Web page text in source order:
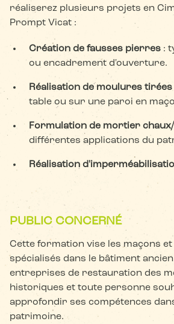
réaliserez plusieurs projets en
Prompt Vicat :
Création de fausses pierres :
ou encadrement d'ouverture.
Réalisation de moulures
table ou sur une paroi en
Formulation de mortier
différentes applications du
Réalisation
PUBLIC CONCERNÉ
Cette formation vise les maçons
spécialisés dans le bâtiment
entreprises de restauration des
historiques et toute personne
approfondir ses compétences
patrimoine.